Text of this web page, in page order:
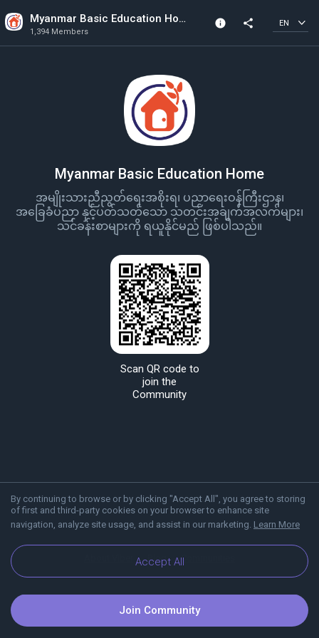
Myanmar Basic Education Home
1,394 Members
info share EN
By continuing to browse or by clicking "Accept All", you agree to storing
of first and third-party cookies on your browser to enhance site
navigation, analyze site usage, and assist in our marketing. Learn More
Accept All
Myanmar Basic Education Home
အမျိုးသားညီညွတ်ရေးအစိုးရ၊ ပညာရေးဝန်ကြီးဌာန၊
အခြေခံပညာ နှင့်ပတ်သတ်သော သတင်းအချက်အလက်များ၊
သင်ခန်းစာများကို ရယူနိုင်မည် ဖြစ်ပါသည်။
Scan QR code to
join the
Community
Blog Communities
Join Community